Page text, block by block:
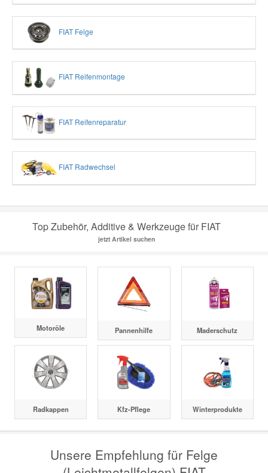
FIAT Felge
FIAT Reifenmontage
FIAT Reifenreparatur
FIAT Radwechsel
Top Zubehör, Additive & Werkzeuge für FIAT
jetzt Artikel suchen
Motoröle Pannenhilfe Maderschutz
Radkappen Kfz-Pflege Winterprodukte
Unsere Empfehlung für Felge